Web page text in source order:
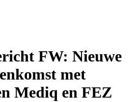
FW: Nieuwe
met
Mediq en FEZ